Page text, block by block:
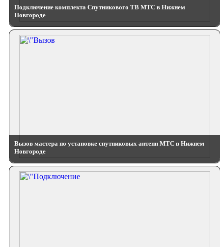
Подключение комплекта Спутникового ТВ МТС в Нижнем
Новгороде
Вызов мастера по установке спутниковых антенн МТС в Нижнем
Новгороде